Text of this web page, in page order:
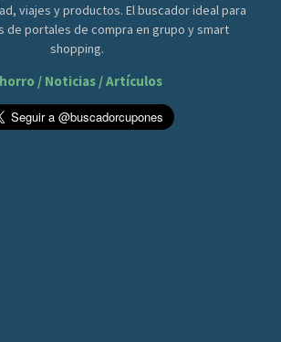
viajes y productos. El buscador ideal para
de portales de compra en grupo y smart
shopping.
/ Noticias / Artículos